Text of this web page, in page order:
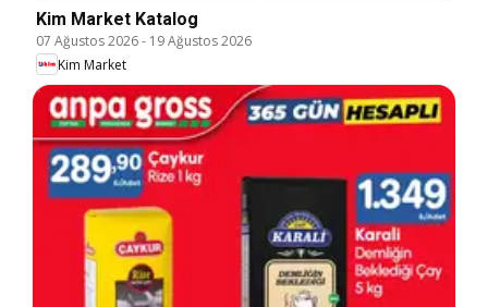
Kim Market Katalog
07 Ağustos 2026- 19 Ağustos 2026
Kim Market